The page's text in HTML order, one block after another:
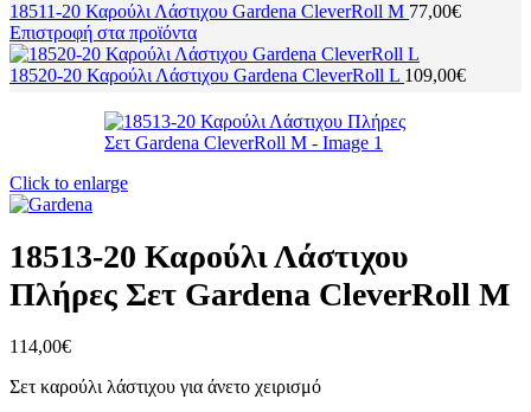
18511-20 Καρούλι Λάστιχου Gardena CleverRoll M 77,00€
Επιστροφή στα προϊόντα
18520-20 Καρούλι Λάστιχου Gardena CleverRoll L 109,00€
Click to enlarge
18513-20 Καρούλι Λάστιχου
Πλήρες Σετ Gardena CleverRoll M
114,00€
Σετ καρούλι λάστιχου για άνετο χειρισμό